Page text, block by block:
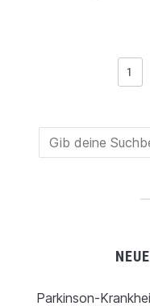
1
Parkinson-